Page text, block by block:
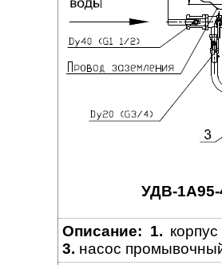
УДВ-
Описание: 1.
3. насос